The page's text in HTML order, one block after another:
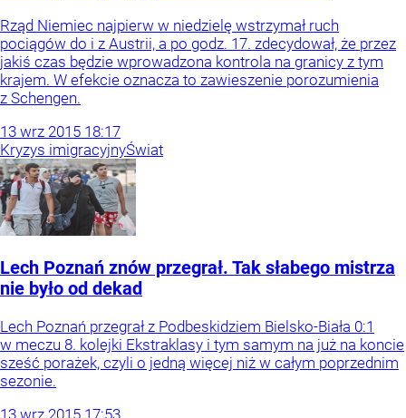
Rząd Niemiec najpierw w niedzielę wstrzymał ruch
pociągów do i z Austrii, a po godz. 17. zdecydował, że przez
jakiś czas będzie wprowadzona kontrola na granicy z tym
krajem. W efekcie oznacza to zawieszenie porozumienia
z Schengen.
13 wrz 2015 18:17
Kryzys imigracyjnyŚwiat
Lech Poznań znów przegrał. Tak słabego mistrza
nie było od dekad
Lech Poznań przegrał z Podbeskidziem Bielsko-Biała 0:1
w meczu 8. kolejki Ekstraklasy i tym samym na już na koncie
sześć porażek, czyli o jedną więcej niż w całym poprzednim
sezonie.
13 wrz 2015 17:53